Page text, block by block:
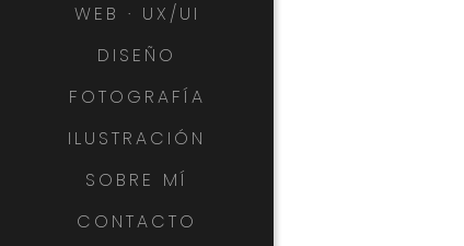
WEB · UX/UI
DISEÑO
FOTOGRAFÍA
ILUSTRACIÓN
SOBRE MÍ
CONTACTO